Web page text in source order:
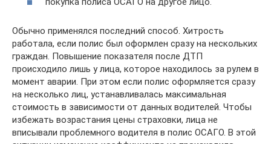
Обычно применялся последний способ. Хитрость
работала, если полис был оформлен сразу на нескольких
граждан. Повышение показателя после ДТП
происходило лишь у лица, которое находилось за рулем в
момент аварии. При этом если полис оформляется сразу
на несколько лиц, устанавливалась максимальная
стоимость в зависимости от данных водителей. Чтобы
избежать возрастания цены страховки, лица не
вписывали проблемного водителя в полис ОСАГО. В этой